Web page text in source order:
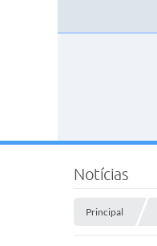
Notícias
Principal